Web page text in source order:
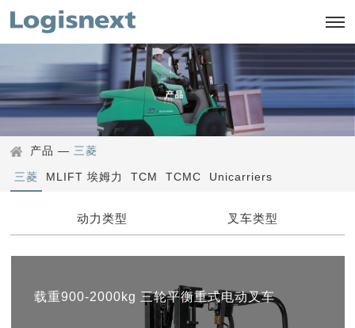
产品 —三菱
三菱 MLIFT 埃姆力 TCM TCMC Unicarriers
动力类型 叉车类型
载重900-2000kg 三轮平衡重式电动叉车